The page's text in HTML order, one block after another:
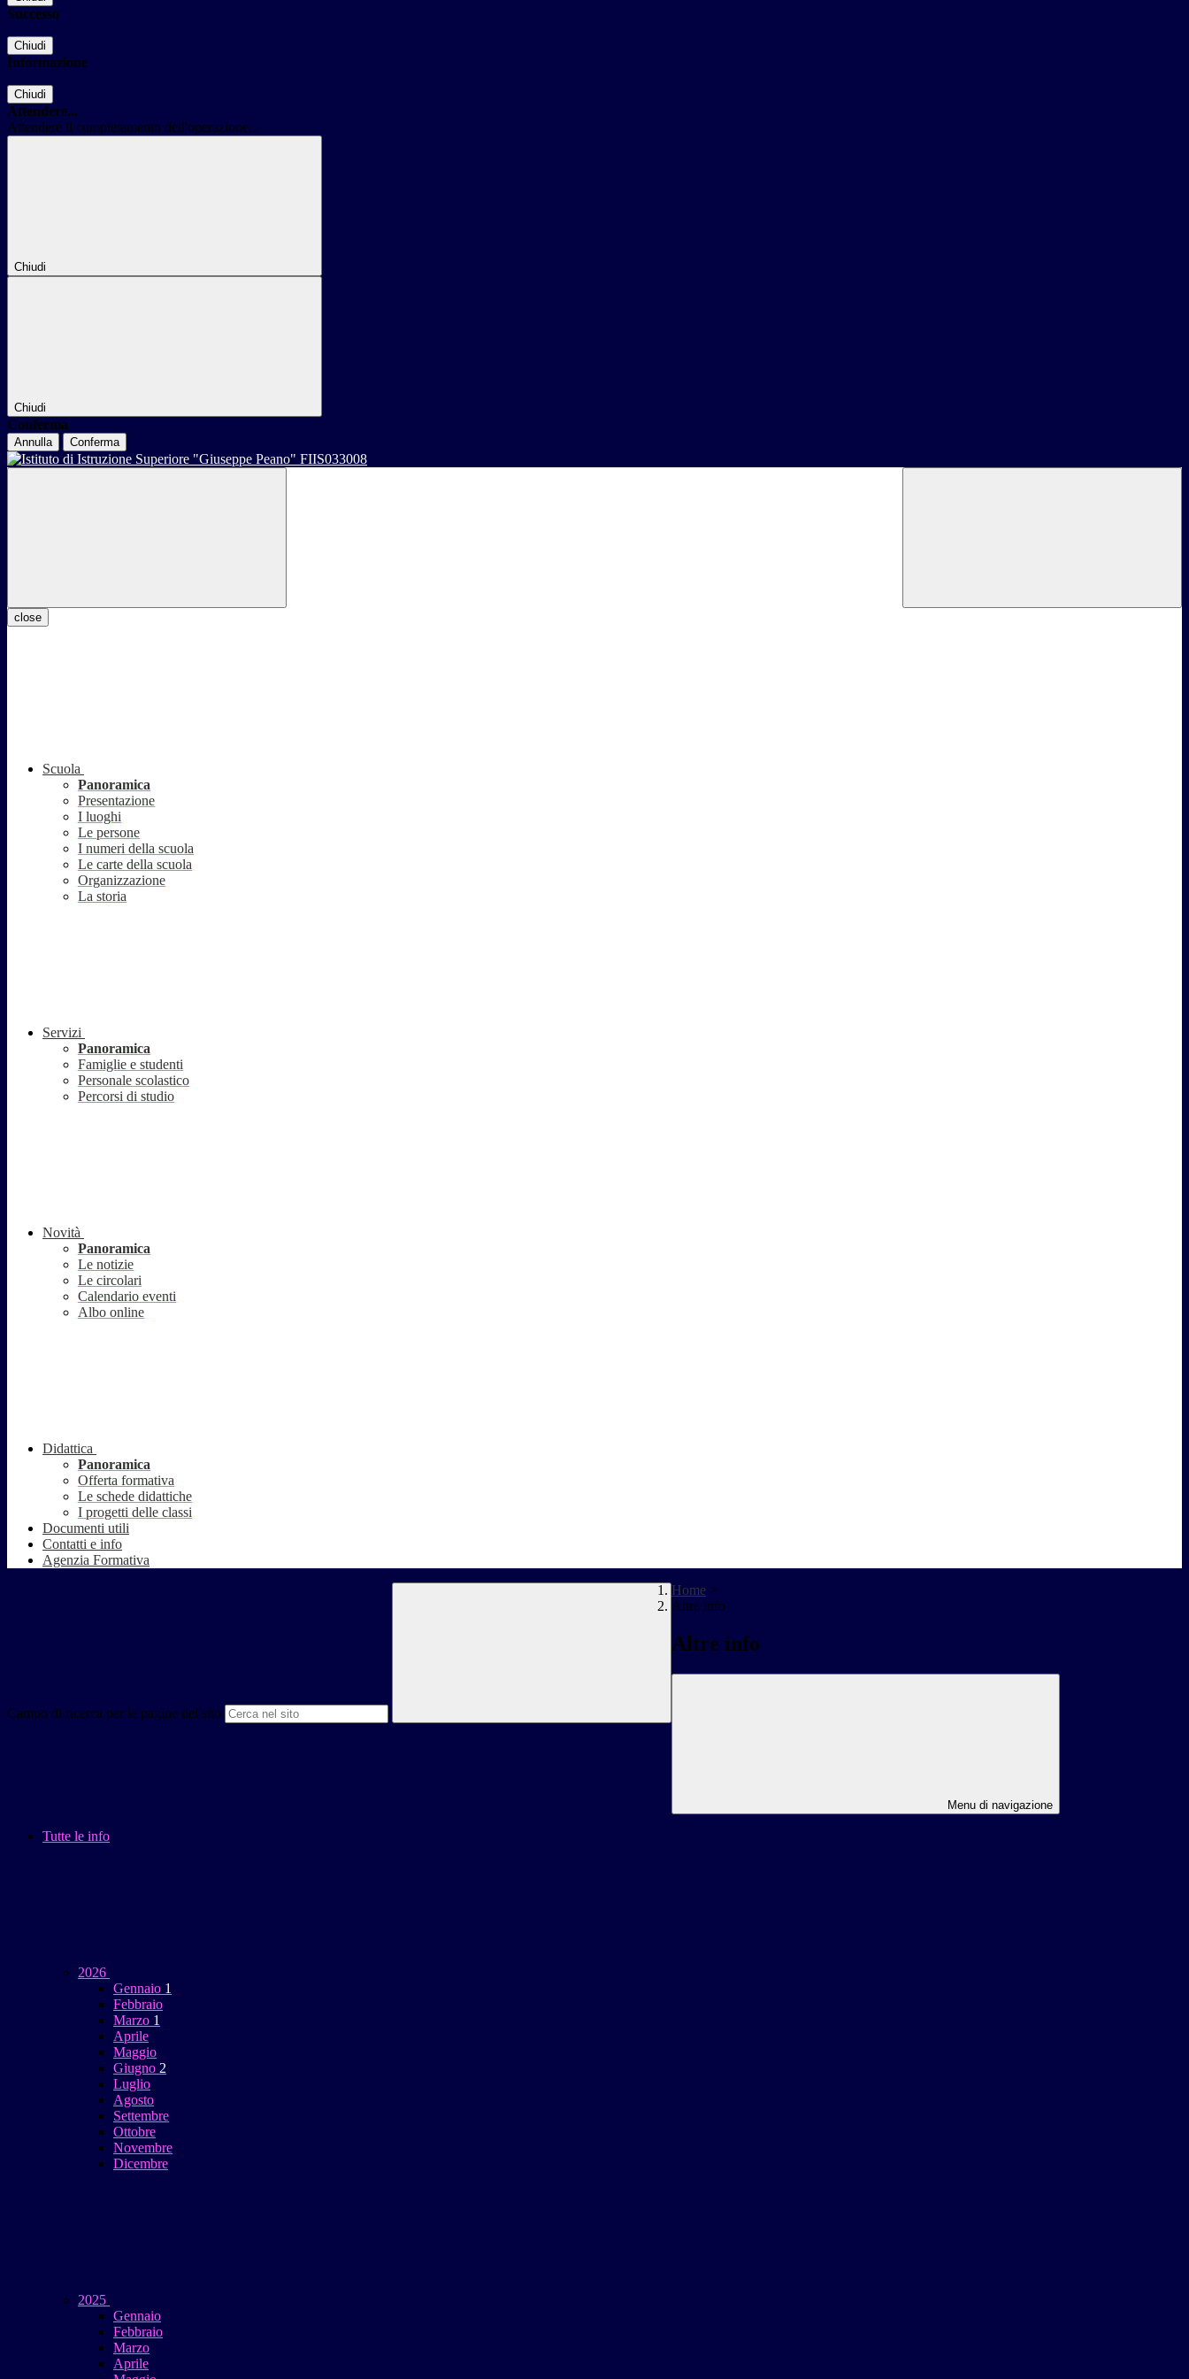
Successo
Chiudi
Informazione
Chiudi
Attendere...
Attendere il completamento dell'operazione...
Chiudi
Chiudi
Conferma
Annulla Conferma
close
Scuola
Panoramica
Presentazione
I luoghi
Le persone
I numeri della scuola
Le carte della scuola
Organizzazione
La storia
Servizi
Panoramica
Famiglie e studenti
Personale scolastico
Percorsi di studio
Novità
Panoramica
Le notizie
Le circolari
Calendario eventi
Albo online
Didattica
Panoramica
Offerta formativa
Le schede didattiche
I progetti delle classi
Documenti utili
Contatti e info
Agenzia Formativa
Campo di ricerca per le pagine del sito
Home >
Altre info
Altre info
Menu di navigazione
Tutte le info
2026
Gennaio 1
Febbraio
Marzo 1
Aprile
Maggio
Giugno 2
Luglio
Agosto
Settembre
Ottobre
Novembre
Dicembre
2025
Gennaio
Febbraio
Marzo
Aprile